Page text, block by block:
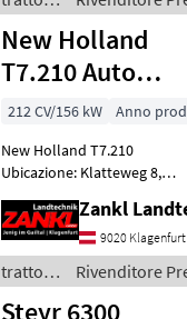
Blit
/ Steyr
New Holland
T7.210 Auto
Command
212 CV/156 kW Anno
New Holland T7.210
Ubicazione: Klatteweg 8,
costruzione 2015 - circa
4.100 ore di funzionamento
- 212 PS - Motore a sei
cilindri - Cabin
9020 Klagenfurt
trattori
/ New
Rivenditore
Steyr 6300